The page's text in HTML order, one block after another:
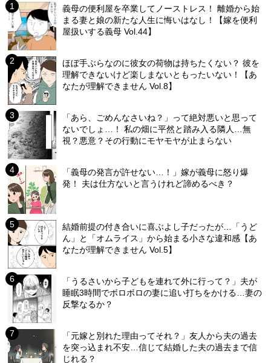
義母の便利屋を卒業してノーストレス！ 離婚から始
まる妻と娘の新たな人生に悔いはなし！【嫁を便利
屋扱いする義母 Vol.44】
ほぼ手ぶらなのに彼女の荷物は持ちたくない？ 彼を
理解できないけど楽しまないともったいない！【あ
なたが理解できません Vol.8】
「あら、ごめんなさいね？」って絶対悪いと思って
ないでしょ…！ 私の畑に平然と踏み入る隣人…無
視？悪意？その行動にモヤモヤが止まらない
「義母の発言が許せない…！」嫁が義母に怒り爆
発！ 夫は仕方ないと言うけれど諦めるべき？
結婚前提の付き合いに喜ぶよし子だったが…「うど
ん」と「オムライス」から始まる小さな違和感【あ
なたが理解できません Vol.5】
「うるさいから子どもを連れて外に行って？」夫が
睡眠3時間でボロボロの妻に追い打ちをかける…妻の
反撃なるか？
「元嫁と別れた理由ってそれ？」友人から夫の過去
を突っ込まれ不安…信じて結婚した夫の過去まで信
じれる？